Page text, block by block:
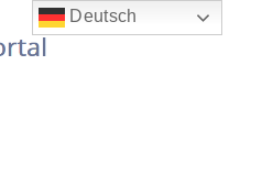
Deutsch